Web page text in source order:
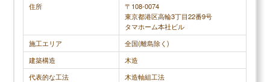
調査概要
調査方法：インターネット調査
調査対象：アイダ設計で注文住宅を建てた人
住所
〒108-0074
東京都港区高輪3丁目22番9号
タマホーム本社ビル
施工エリア
全国(離島除く)
建築構造
木造
代表的な工法
木造軸組工法